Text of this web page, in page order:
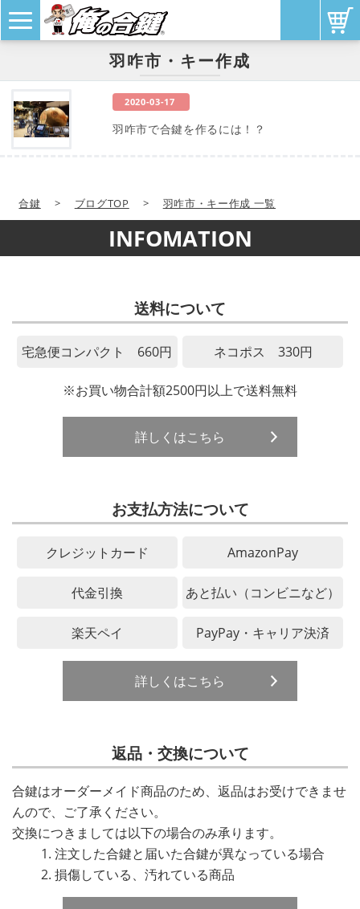
羽咋市・キー作成
2020-03-17
羽咋市で合鍵を作るには！？
合鍵 > ブログTOP > 羽咋市・キー作成 一覧
INFOMATION
送料について
宅急便コンパクト 660円 ネコポス 330円
※お買い物合計額2500円以上で送料無料
詳しくはこちら
お支払方法について
クレジットカード AmazonPay
代金引換 あと払い（コンビニなど）
楽天ペイ PayPay・キャリア決済
詳しくはこちら
返品・交換について
合鍵はオーダーメイド商品のため、返品はお受けできませ
んので、ご了承ください。
交換につきましては以下の場合のみ承ります。
注文した合鍵と届いた合鍵が異なっている場合
損傷している、汚れている商品